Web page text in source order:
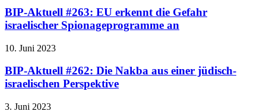
BIP-Aktuell #263: EU erkennt die Gefahr
israelischer Spionageprogramme an
10. Juni 2023
BIP-Aktuell #262: Die Nakba aus einer jüdisch-
israelischen Perspektive
3. Juni 2023